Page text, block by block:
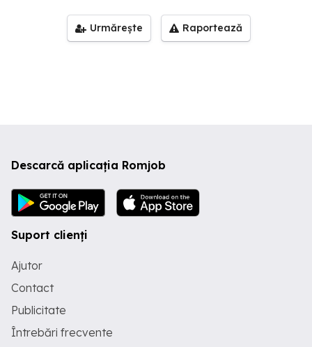
Urmărește Raportează
Descarcă aplicația Romjob
Suport clienți
Ajutor
Contact
Publicitate
Întrebări frecvente